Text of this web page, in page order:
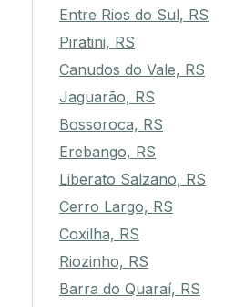
Entre Rios do Sul, RS
Piratini, RS
Canudos do Vale, RS
Jaguarão, RS
Bossoroca, RS
Erebango, RS
Liberato Salzano, RS
Cerro Largo, RS
Coxilha, RS
Riozinho, RS
Barra do Quaraí, RS